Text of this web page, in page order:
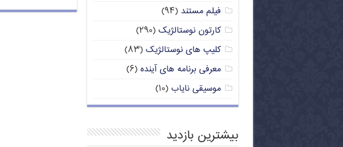
فیلم مستند (۹۴)
کارتون نوستالژیک (۲۹۰)
کلیپ های نوستالژیک (۸۳)
معرفی برنامه های آینده (۶)
موسیقی نایاب (۱۰)
بیشترین بازدید